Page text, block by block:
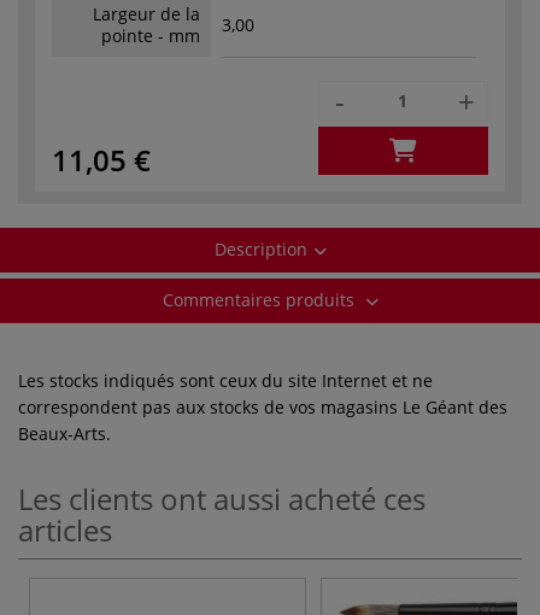
Largeur de la
pointe - mm
3,00
11,05 €
- +
Description
Commentaires produits
Les stocks indiqués sont ceux du site Internet et ne
correspondent pas aux stocks de vos magasins Le Géant des
Beaux-Arts.
Les clients ont aussi acheté ces
articles